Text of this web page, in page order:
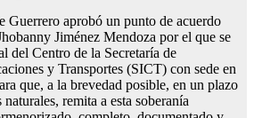
Guerrero aprobó un punto de acuerdo
Jiménez Mendoza por el que se
del Centro de la Secretaría de
y Transportes (SICT) con sede en
que, a la brevedad posible, en un plazo
remita a esta soberanía